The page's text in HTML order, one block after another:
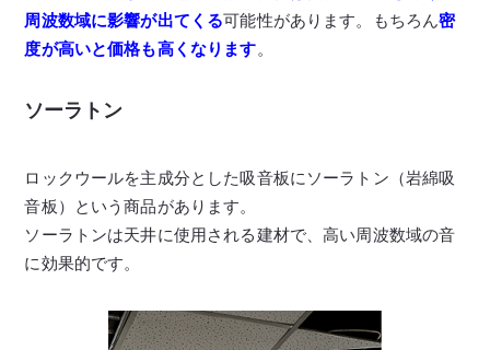
周波数域に影響が出てくる可能性があります。もちろん密
度が高いと価格も高くなります。
ソーラトン
ロックウールを主成分とした吸音板にソーラトン（岩綿吸
音板）という商品があります。
ソーラトンは天井に使用される建材で、高い周波数域の音
に効果的です。